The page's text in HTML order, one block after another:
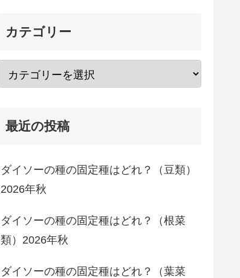
カテゴリー
最近の投稿
ダイソーの種の固定種はどれ？（豆類）
2026年秋
ダイソーの種の固定種はどれ？（根菜
類）2026年秋
ダイソーの種の固定種はどれ？（葉菜